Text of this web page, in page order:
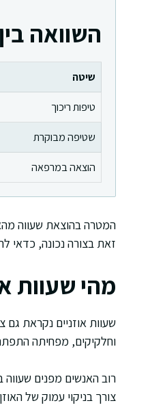
השוואה
שיטה
טיפות ריכוך
שטיפה מבוקרת
הוצאה במרפאה
המטרה בהוצאת שעווה
זאת בצורה נכונה, כדאי
מהי שעוות
שעוות אוזניים נקראת
וחלקיקים, מפחיתה
רוב האנשים מפנים
צורך בניקוי עמוק של